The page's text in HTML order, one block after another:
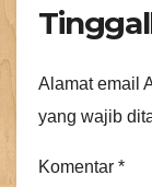
Alamat email
yang wajib
Komentar *